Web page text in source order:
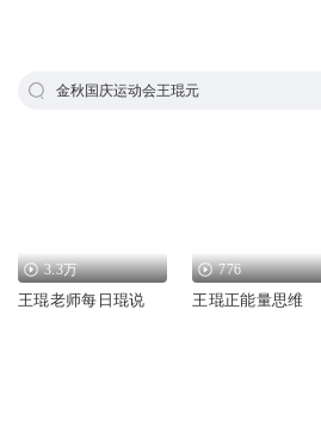
金秋国庆运动会王琨元
3.3万
王琨老师每日琨说
776
王琨正能量思维